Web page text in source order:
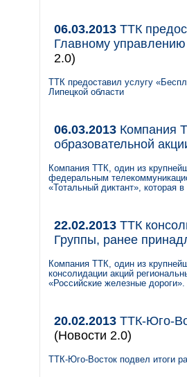
06.03.2013 ТТК
Главному
2.0)
ТТК предоставил услугу
Липецкой области
06.03.2013 Компания
образовательной
Компания ТТК, один из
федеральным
«Тотальный диктант», которая
22.02.2013 ТТК
Группы, ранее
Компания ТТК, один из
консолидации акций
«Российские железные дороги».
20.02.2013 ТТК-Юго-
(Новости 2.0)
ТТК-Юго-Восток подвел итоги